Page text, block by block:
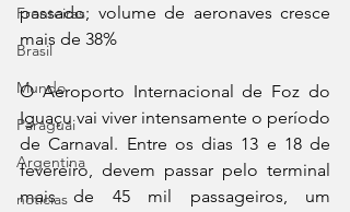
Fronteiras
Brasil
Mundo
Paraguai
Argentina
noticias
passado; volume de aeronaves cresce
mais de 38%
O Aeroporto Internacional de Foz do
Iguaçu vai viver intensamente o período
de Carnaval. Entre os dias 13 e 18 de
fevereiro, devem passar pelo terminal
mais de 45 mil passageiros, um